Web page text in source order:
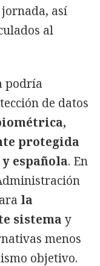
así
al
podría
de datos
protegida
española. En
la
sistema y
menos
objetivo.